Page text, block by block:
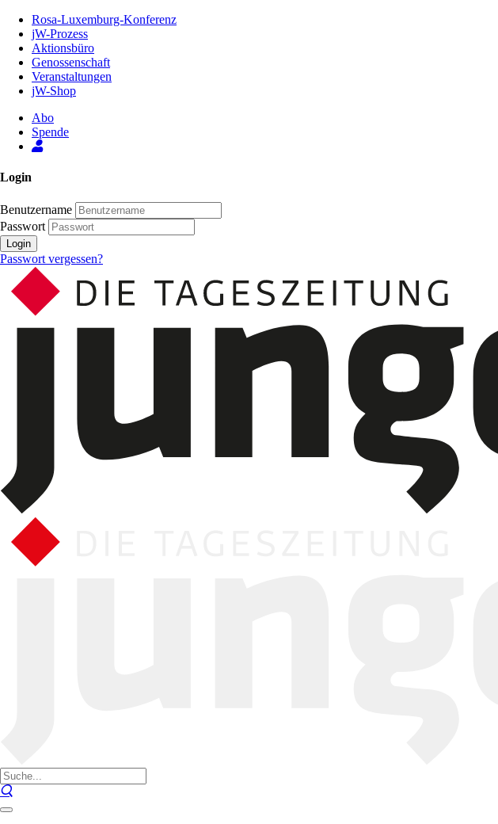
Inhalt
Seite
Rosa-Luxemburg-Konferenz
jW-Prozess
Aktionsbüro
Genossenschaft
Veranstaltungen
jW-Shop
Abo
Spende
Login
Benutzername
Passwort
Login
Passwort vergessen?